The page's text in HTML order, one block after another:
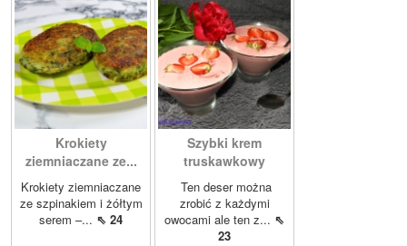
Krokiety
ziemniaczane ze...
Krokiety ziemniaczane
ze szpinakiem i żółtym
serem –... ⇖ 24
Szybki krem
truskawkowy
Ten deser można
zrobić z każdymi
owocami ale ten z... ⇖
23